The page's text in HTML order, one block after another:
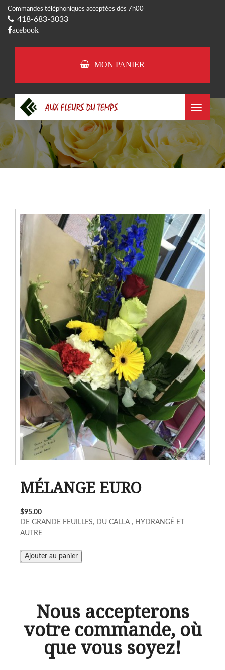
Commandes téléphoniques acceptées dès 7h00
418-683-3033
acebook
MON PANIER
Toggle
MÉLANGE EURO
$95.00
DE GRANDE FEUILLES, DU CALLA , HYDRANGÉ ET
AUTRE
Nous accepterons
votre commande, où
que vous soyez!